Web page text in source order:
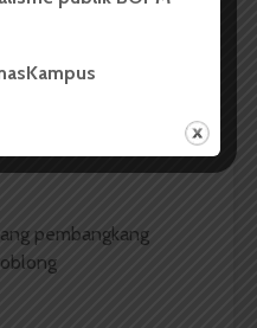
berlagak jijik pada
pembangkang